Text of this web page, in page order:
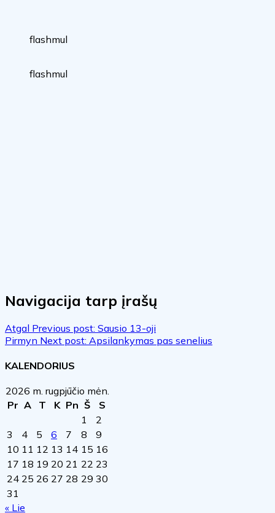
flashmul
flashmul
Navigacija tarp įrašų
Atgal Previous post: Sausio 13-oji
Pirmyn Next post: Apsilankymas pas senelius
KALENDORIUS
2026 m. rugpjūčio mėn.
Pr A T K Pn Š
S
1
2
3
4 5 6 7 8
9
10 11 12 13 14 15 16
17 18 19 20 21 22 23
24 25 26 27 28 29 30
31
« Lie